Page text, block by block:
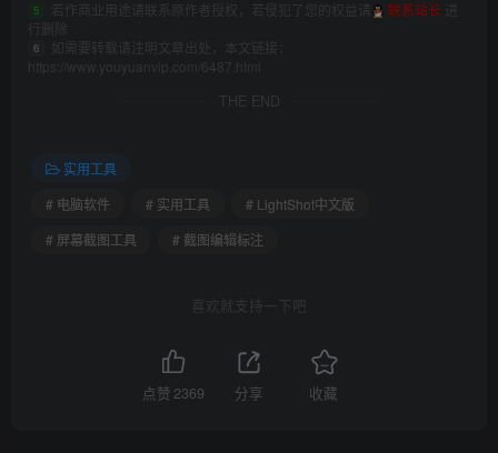
5 若作商业用途请联系原作者授权，若侵犯了您的权益请 联系站长 进
行删除
6
如需要转载请注明文章出处，本文链接：
https://www.youyuanvip.com/6487.html
THE END
实用工具
# 电脑软件
# 实用工具
# LightShot中文版
# 屏幕截图工具
# 截图编辑标注
喜欢就支持一下吧
点赞 2369 分享 收藏